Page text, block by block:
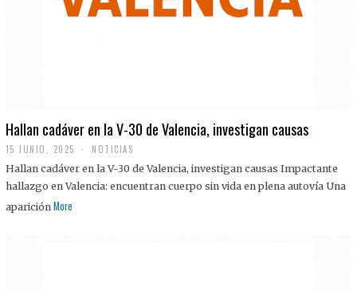
Hallan cadáver en la V-30 de Valencia, investigan causas
15 JUNIO, 2025 NOTICIAS
Hallan cadáver en la V-30 de Valencia, investigan causas Impactante
hallazgo en Valencia: encuentran cuerpo sin vida en plena autovía Una
aparición More